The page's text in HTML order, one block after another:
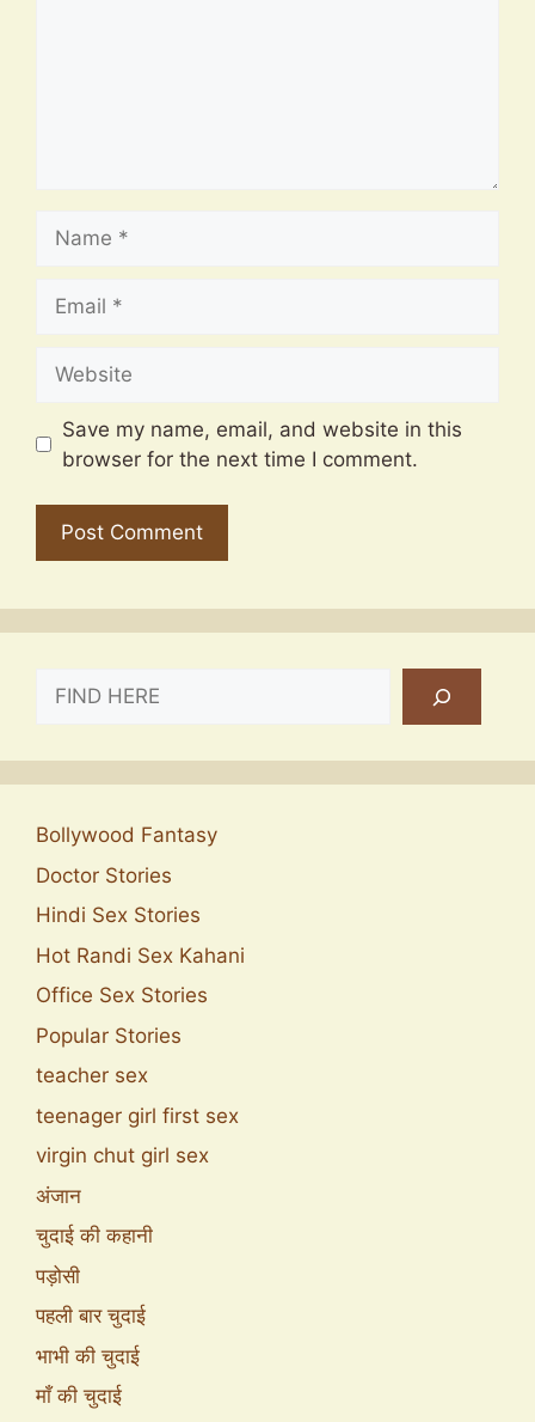
Save my name, email, and website in this
browser for the next time I comment.
SEARCH
Bollywood Fantasy
Doctor Stories
Hindi Sex Stories
Hot Randi Sex Kahani
Office Sex Stories
Popular Stories
teacher sex
teenager girl first sex
virgin chut girl sex
अंजान
चुदाई की कहानी
पड़ोसी
पहली बार चुदाई
भाभी की चुदाई
माँ की चुदाई